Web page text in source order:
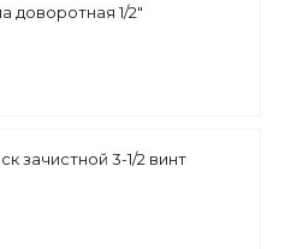
доворотная 1/2"
зачистной 3-1/2 винт